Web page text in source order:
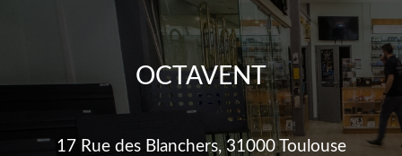
OCTAVENT
17 Rue des Blanchers, 31000 Toulouse